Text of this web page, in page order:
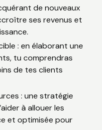
de nouveaux
ses revenus et
: en élaborant une
tu comprendras
de tes clients
: une stratégie
à allouer les
et optimisée pour